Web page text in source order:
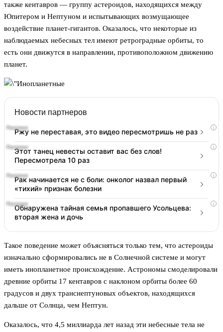
также кентавров — группу астероидов, находящихся между
Юпитером и Нептуном и испытывающих возмущающее
воздействие планет-гигантов. Оказалось, что некоторые из
наблюдаемых небесных тел имеют ретроградные орбиты, то
есть они движутся в направлении, противоположном движению
планет.
Новости партнеров
i
Ржу не переставая, это видео пересмотришь не раз
i
Этот танец невесты оставит вас без слов!
Пересмотрела 10 раз
i
Рак начинается не с боли: онколог назвал первый
«тихий» признак болезни
i
Обнаружена тайная семья пропавшего Усольцева:
вторая жена и дочь
Такое поведение может объясняться только тем, что астероиды
изначально сформировались не в Солнечной системе и могут
иметь инопланетное происхождение. Астрономы смоделировали
древние орбиты 17 кентавров с наклоном орбиты более 60
градусов и двух транснептуновых объектов, находящихся
дальше от Солнца, чем Нептун.
Оказалось, что 4,5 миллиарда лет назад эти небесные тела не